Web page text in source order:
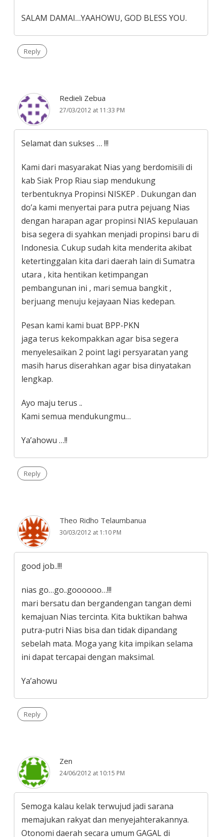
SALAM DAMAI…YAAHOWU, GOD BLESS YOU.
Reply
Redieli Zebua
27/03/2012 at 11:33 PM
Selamat dan sukses … !!!
Kami dari masyarakat Nias yang berdomisili di
kab Siak Prop Riau siap mendukung
terbentuknya Propinsi NISKEP . Dukungan dan
do’a kami menyertai para putra pejuang Nias
dengan harapan agar propinsi NIAS kepulauan
bisa segera di syahkan menjadi propinsi baru di
Indonesia. Cukup sudah kita menderita akibat
ketertinggalan kita dari daerah lain di Sumatra
utara , kita hentikan ketimpangan
pembangunan ini , mari semua bangkit ,
berjuang menuju kejayaan Nias kedepan.
Pesan kami kami buat BPP-PKN
jaga terus kekompakkan agar bisa segera
menyelesaikan 2 point lagi persyaratan yang
masih harus diserahkan agar bisa dinyatakan
lengkap.
Ayo maju terus ..
Kami semua mendukungmu…
Ya’ahowu …!!
Reply
Theo Ridho Telaumbanua
30/03/2012 at 1:10 PM
good job..!!!
nias go…go..goooooo…!!!
mari bersatu dan bergandengan tangan demi
kemajuan Nias tercinta. Kita buktikan bahwa
putra-putri Nias bisa dan tidak dipandang
sebelah mata. Moga yang kita impikan selama
ini dapat tercapai dengan maksimal.
Ya’ahowu
Reply
Zen
24/06/2012 at 10:15 PM
Semoga kalau kelak terwujud jadi sarana
memajukan rakyat dan menyejahterakannya.
Otonomi daerah secara umum GAGAL di